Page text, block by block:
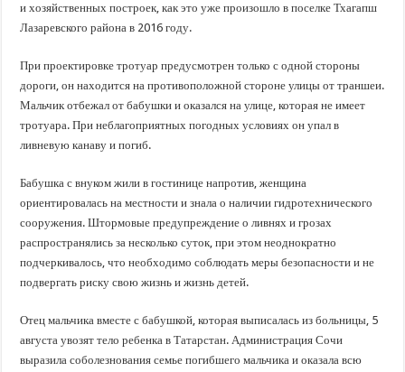
и хозяйственных построек, как это уже произошло в поселке Тхагапш
Лазаревского района в 2016 году.
При проектировке тротуар предусмотрен только с одной стороны
дороги, он находится на противоположной стороне улицы от траншеи.
Мальчик отбежал от бабушки и оказался на улице, которая не имеет
тротуара. При неблагоприятных погодных условиях он упал в
ливневую канаву и погиб.
Бабушка с внуком жили в гостинице напротив, женщина
ориентировалась на местности и знала о наличии гидротехнического
сооружения. Штормовые предупреждение о ливнях и грозах
распространялись за несколько суток, при этом неоднократно
подчеркивалось, что необходимо соблюдать меры безопасности и не
подвергать риску свою жизнь и жизнь детей.
Отец мальчика вместе с бабушкой, которая выписалась из больницы, 5
августа увозят тело ребенка в Татарстан. Администрация Сочи
выразила соболезнования семье погибшего мальчика и оказала всю